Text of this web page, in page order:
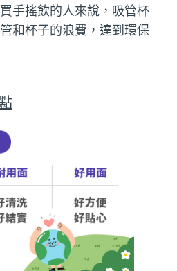
手搖飲的人來說，吸管杯
和杯子的浪費，達到環保